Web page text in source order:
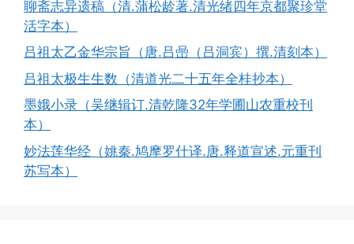
聊斋志异遗稿（清.蒲松龄著.清光绪四年京都聚珍堂
活字本）
吕祖太乙金华宗旨（唐.吕喦（吕洞宾）撰.清刻本）
吕祖太极生生数（清道光二十五年全桂抄本）
墨娥小录（吴继辑订.清乾隆32年学圃山农重校刊
本）
妙法莲华经（姚秦.鸠摩罗什译.唐.释道宣述.元重刊
苏写本）